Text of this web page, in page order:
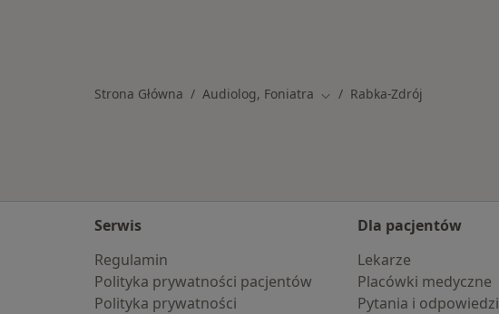
Strona Główna Audiolog, Foniatra Zmień miasto
Rabka-Zdrój
Serwis
Regulamin
Polityka prywatności pacjentów
Polityka prywatności
Dla pacjentów
Lekarze
Placówki medyczne
Pytania i odpowiedzi